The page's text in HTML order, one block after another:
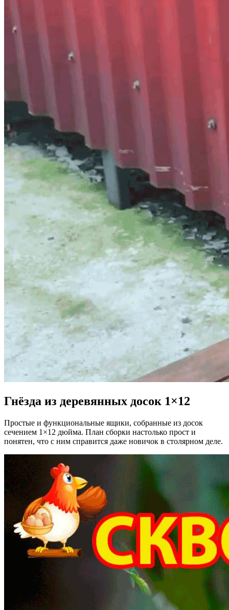
Гнёзда из деревянных досок 1×12
Простые и функциональные ящики, собранные из досок
сечением 1×12 дюйма. План сборки настолько прост и
понятен, что с ним справится даже новичок в столярном деле.